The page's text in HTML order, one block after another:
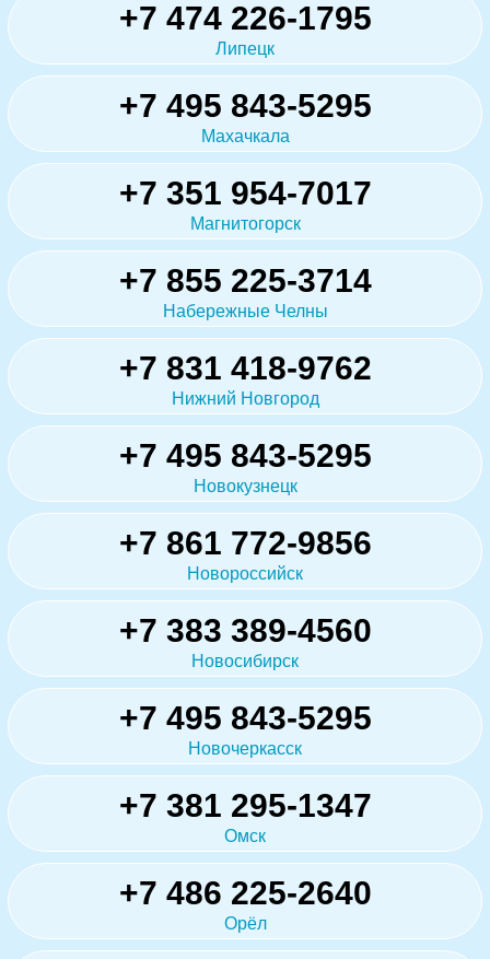
+7 474 226-1795
Липецк
+7 495 843-5295
Махачкала
+7 351 954-7017
Магнитогорск
+7 855 225-3714
Набережные Челны
+7 831 418-9762
Нижний Новгород
+7 495 843-5295
Новокузнецк
+7 861 772-9856
Новороссийск
+7 383 389-4560
Новосибирск
+7 495 843-5295
Новочеркасск
+7 381 295-1347
Омск
+7 486 225-2640
Орёл